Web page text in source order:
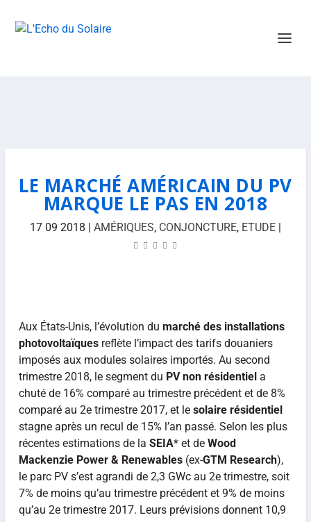
LE MARCHÉ AMÉRICAIN DU PV
MARQUE LE PAS EN 2018
17 09 2018 | AMÉRIQUES, CONJONCTURE, ETUDE|
Aux États-Unis, l’évolution du marché des installations
photovoltaïquesreflète l’impact des tarifs douaniers
imposés aux modules solaires importés. Au second
trimestre 2018, le segment du PV non résidentiela
chuté de 16% comparé au trimestre précédent et de 8%
comparé au 2e trimestre 2017, et le solaire résidentiel
stagne après un recul de 15% l’an passé. Selon les plus
récentes estimations de la SEIA* et deWood
Mackenzie Power & Renewables(ex-GTM Research),
le parc PV s’est agrandi de 2,3 GWc au 2e trimestre, soit
7% de moins qu’au trimestre précédent et 9% de moins
qu’au 2e trimestre 2017. Leurs prévisions donnent 10,9